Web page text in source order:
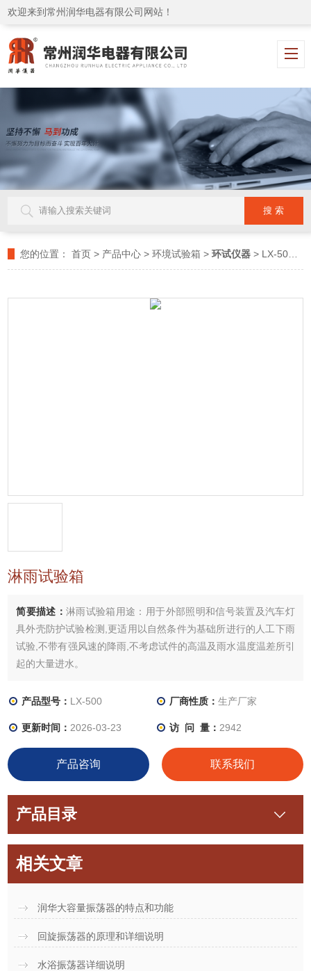
欢迎来到常州润华电器有限公司网站！
您的位置： 首页 > 产品中心 >环境试验箱 >环试仪器 > LX-500淋雨试验箱
淋雨试验箱
简要描述： 淋雨试验箱用途：用于外部照明和信号装置及汽车灯
具外壳防护试验检测,更适用以自然条件为基础所进行的人工下雨
试验,不带有强风速的降雨,不考虑试件的高温及雨水温度温差所引
起的大量进水。
产品型号： LX-500 厂商性质： 生产厂家
更新时间： 2026-03-23 访 问 量： 2942
产品咨询 联系我们
产品目录
相关文章
润华大容量振荡器的特点和功能
回旋振荡器的原理和详细说明
水浴振荡器详细说明